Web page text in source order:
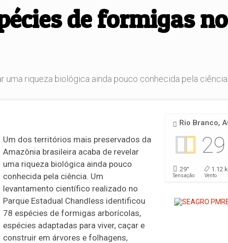
de formigas
riqueza biológica ainda pouco conhecida pela ciência.
Um dos territórios mais preservados da
Amazônia brasileira acaba de revelar
uma riqueza biológica ainda pouco
conhecida pela ciência. Um
levantamento científico realizado no
Parque Estadual Chandless identificou
78 espécies de formigas arborícolas,
espécies adaptadas para viver, caçar e
construir em árvores e folhagens,
Rio Branco,
29°
Sensação
1.12
Vento